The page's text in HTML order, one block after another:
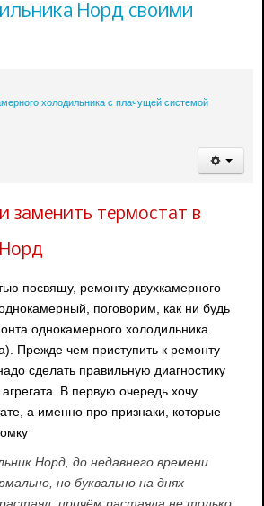
Норд своими
холодильника с плачущей системой
заменить термостат в
посвящу, ремонту двухкамерного
поговорим, как ни будь
однокамерного холодильника
Прежде чем приступить к ремонту
сделать правильную диагностику
В первую очередь хочу
а именно про признаки, которые
Норд, до недавнего времени
но буквально на днях